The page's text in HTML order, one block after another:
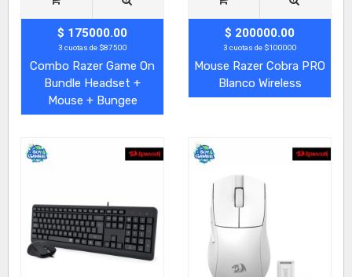
$ 175000.00
3 cuotas de $87500
Combo Razer Game On
Bundle Headset +
Mouse + Bungee
$ 200000.00
3 cuotas de $100000
Mouse Razer Cobra PRO
Blanco Wireless